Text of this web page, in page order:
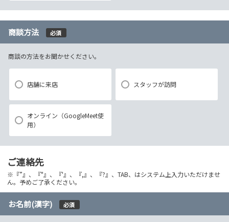
商談方法 必須
商談の方法をお聞かせください。
店舗に来店 スタッフが訪問
オンライン（GoogleMeet使
用）
ご連絡先
※『”』、『"』、『'』、『,』、『?』、TAB、はシステム上入力いただけませ
ん。予めご了承ください。
お名前(漢字) 必須